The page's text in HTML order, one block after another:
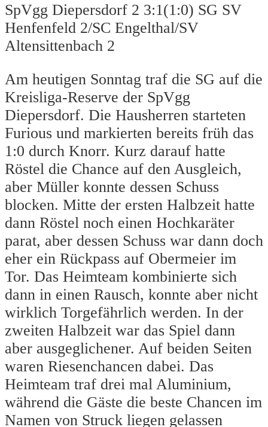
SpVgg Diepersdorf 2 3:1(1:0) SG SV
Henfenfeld 2/SC Engelthal/SV
Altensittenbach 2
Am heutigen Sonntag traf die SG auf die
Kreisliga-Reserve der SpVgg
Diepersdorf. Die Hausherren starteten
Furious und markierten bereits früh das
1:0 durch Knorr. Kurz darauf hatte
Röstel die Chance auf den Ausgleich,
aber Müller konnte dessen Schuss
blocken. Mitte der ersten Halbzeit hatte
dann Röstel noch einen Hochkaräter
parat, aber dessen Schuss war dann doch
eher ein Rückpass auf Obermeier im
Tor. Das Heimteam kombinierte sich
dann in einen Rausch, konnte aber nicht
wirklich Torgefährlich werden. In der
zweiten Halbzeit war das Spiel dann
aber ausgeglichener. Auf beiden Seiten
waren Riesenchancen dabei. Das
Heimteam traf drei mal Aluminium,
während die Gäste die beste Chancen im
Namen von Struck liegen gelassen